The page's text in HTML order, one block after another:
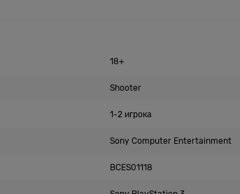
18+
Shooter
1-2 игрока
Sony Computer Entertainment
BCES01118